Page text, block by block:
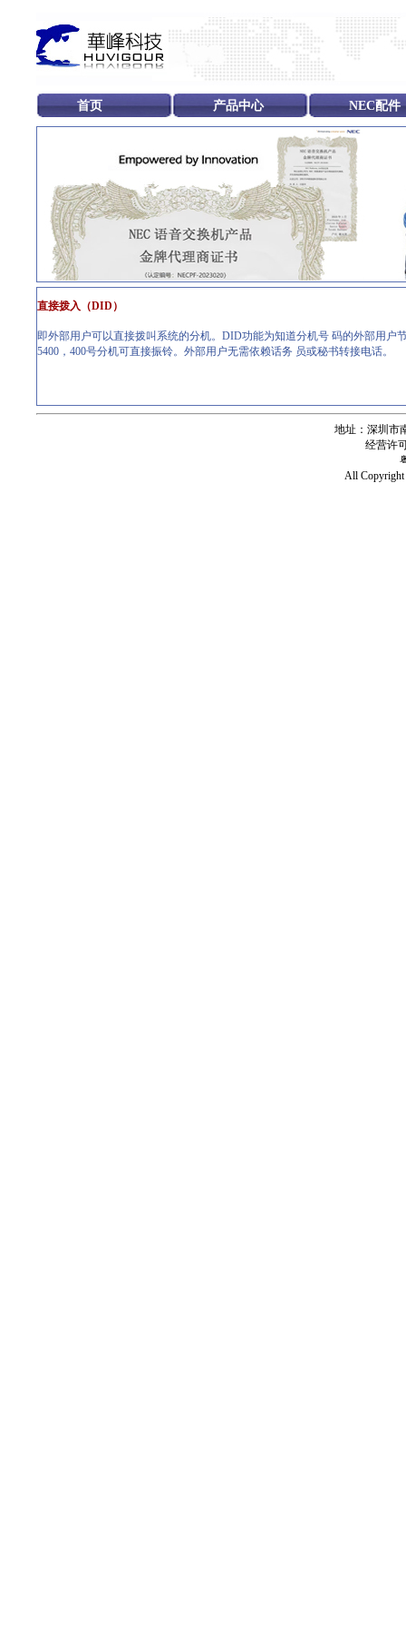
首页 产品中心 NEC配件
直接拨入（DID）
即外部用户可以直接拨叫系统的分机。DID功能为知道分机号 码的外部用
5400，400号分机可直接振铃。外部用户无需依赖话务 员或秘书转接电话。
地址：深圳市
经营许
All